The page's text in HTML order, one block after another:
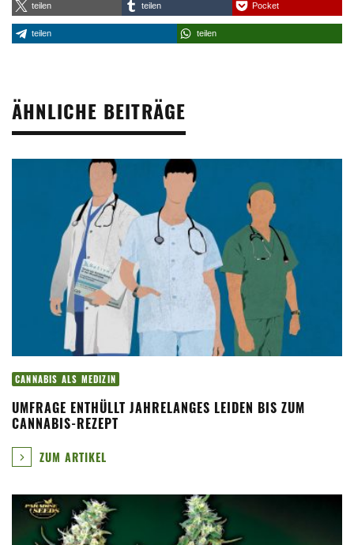
teilen teilen Pocket
teilen teilen
ÄHNLICHE BEITRÄGE
CANNABIS ALS MEDIZIN
UMFRAGE ENTHÜLLT JAHRELANGES LEIDEN BIS ZUM
CANNABIS-REZEPT
ZUM ARTIKEL